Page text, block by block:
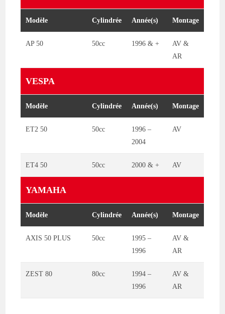
Modèle Cylindrée Année(s) Montage
AP 50 50cc 1996 & +
AV &
AR
VESPA
Modèle Cylindrée Année(s) Montage
ET2 50 50cc
1996 –
2004
AV
ET4 50 50cc 2000 & + AV
YAMAHA
Modèle Cylindrée Année(s) Montage
AXIS 50 PLUS 50cc
1995 –
1996
AV &
AR
ZEST 80 80cc
1994 –
1996
AV &
AR